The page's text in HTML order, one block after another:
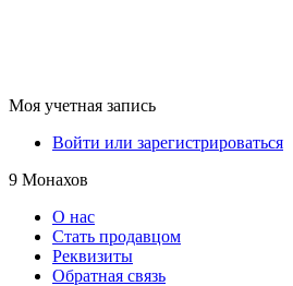
Моя учетная запись
Войти или зарегистрироваться
9 Монахов
О нас
Стать продавцом
Реквизиты
Обратная связь